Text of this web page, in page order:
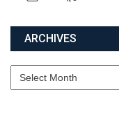
ARCHIVES
Archives